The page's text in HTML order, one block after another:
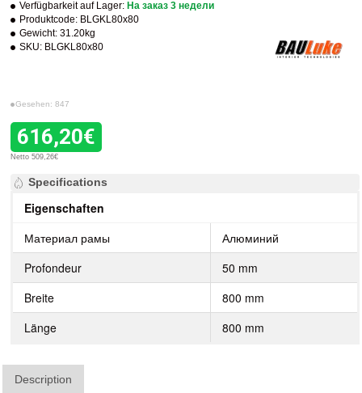
Verfügbarkeit auf Lager: На заказ 3 недели
Produktcode: BLGKL80x80
Gewicht: 31.20kg
SKU: BLGKL80x80
Gesehen: 847
616,20€
Netto 509,26€
Specifications
Eigenschaften
Материал рамы
Алюминий
Profondeur
50 mm
Breite
800 mm
Länge
800 mm
Description